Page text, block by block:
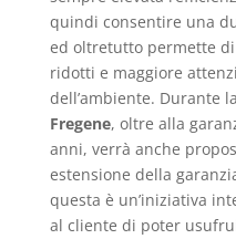
quindi consentire una
ed oltretutto permette
ridotti e maggiore
dell’ambiente. Durante la
Fregene, oltre alla
anni, verrà anche
estensione della
questa è un’iniziativa
al cliente di poter